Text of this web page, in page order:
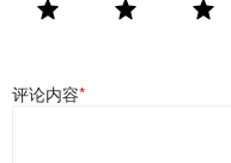
评论内容*